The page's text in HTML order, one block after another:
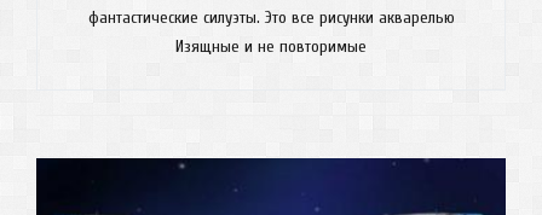
фантастические силуэты. Это все рисунки акварелью
Изящные и не повторимые